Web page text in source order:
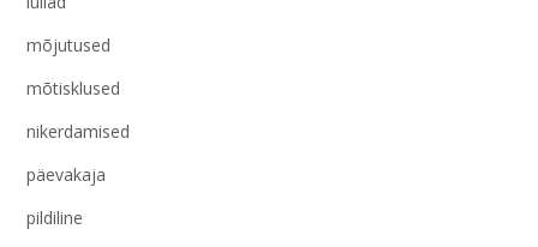
mõjutused
mõtisklused
nikerdamised
päevakaja
pildiline